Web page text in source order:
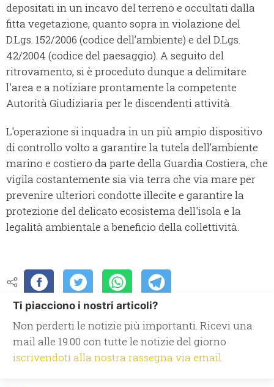
depositati in un incavo del terreno e occultati dalla
fitta vegetazione, quanto sopra in violazione del
D.Lgs. 152/2006 (codice dell’ambiente) e del D.Lgs.
42/2004 (codice del paesaggio). A seguito del
ritrovamento, si è proceduto dunque a delimitare
l'area e a notiziare prontamente la competente
Autorità Giudiziaria per le discendenti attività.
L'operazione si inquadra in un più ampio dispositivo
di controllo volto a garantire la tutela dell’ambiente
marino e costiero da parte della Guardia Costiera, che
vigila costantemente sia via terra che via mare per
prevenire ulteriori condotte illecite e garantire la
protezione del delicato ecosistema dell'isola e la
legalità ambientale a beneficio della collettività.
Ti piacciono i nostri articoli?
Non perderti le notizie più importanti. Ricevi una
mail alle 19.00 con tutte le notizie del giorno
iscrivendoti alla nostra rassegna via email.